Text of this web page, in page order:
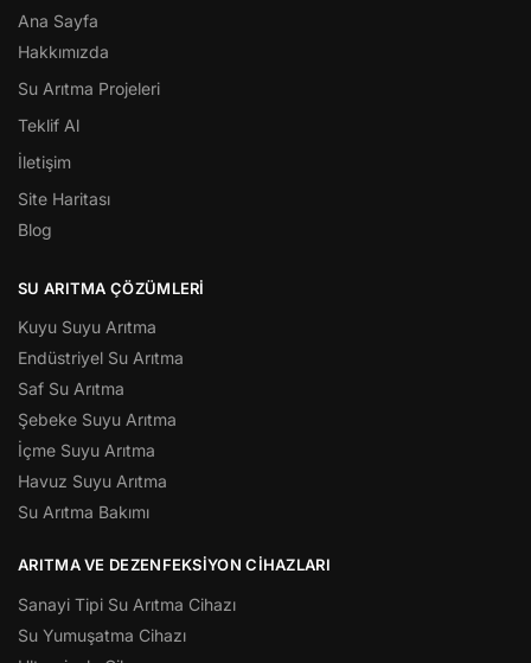
Ana Sayfa
Hakkımızda
Su Arıtma Projeleri
Teklif Al
İletişim
Site Haritası
Blog
SU ARITMA ÇÖZÜMLERI
Kuyu Suyu Arıtma
Endüstriyel Su Arıtma
Saf Su Arıtma
Şebeke Suyu Arıtma
İçme Suyu Arıtma
Havuz Suyu Arıtma
Su Arıtma Bakımı
ARITMA VE DEZENFEKSIYON CIHAZLARI
Sanayi Tipi Su Arıtma Cihazı
Su Yumuşatma Cihazı